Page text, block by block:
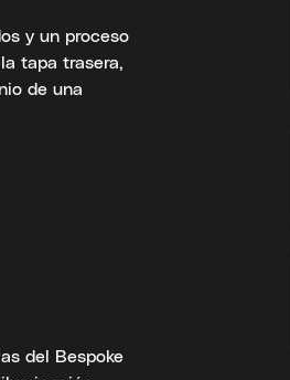
y un proceso
tapa trasera,
de una
del Bespoke